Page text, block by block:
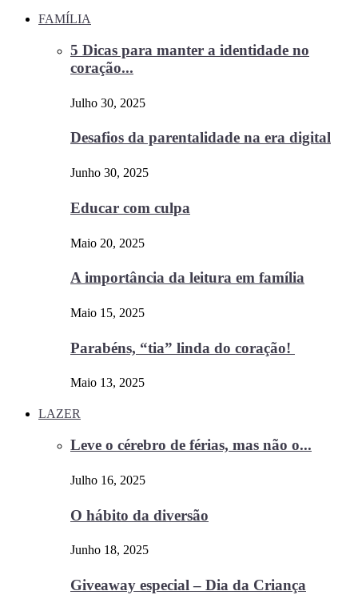
FAMÍLIA
5 Dicas para manter a identidade no
coração...
Julho 30, 2025
Desafios da parentalidade na era digital
Junho 30, 2025
Educar com culpa
Maio 20, 2025
A importância da leitura em família
Maio 15, 2025
Parabéns, “tia” linda do coração!
Maio 13, 2025
LAZER
Leve o cérebro de férias, mas não o...
Julho 16, 2025
O hábito da diversão
Junho 18, 2025
Giveaway especial – Dia da Criança